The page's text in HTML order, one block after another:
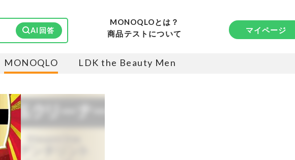
AI回答
MONOQLOとは？
商品テストについて
マイページ
MONOQLO LDK the Beauty Men